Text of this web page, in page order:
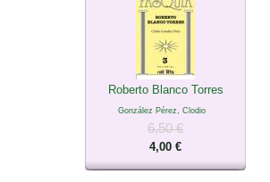
Roberto Blanco Torres
González Pérez, Clodio
6,50 €
4,00 €